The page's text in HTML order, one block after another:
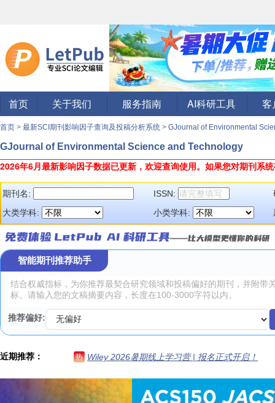
首页 关于我们 服务指南 AI科研工具 客
首页 > 最新SCI期刊影响因子查询及投稿分析系统 > GJournal of Environmental
GJournal of Environmental Science and Technology
2026年6月最新影响因子数据已更新，欢迎查询使用。 如果您对期刊系
期刊名: ISSN:
大类学科:
小类学科:
智能期刊推荐助手
推荐偏好:
近期推荐： 热 Wiley 2026暑期线上学习营 | 报名正式开启！